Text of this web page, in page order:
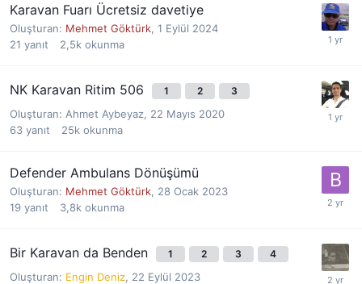
Karavan Fuarı Ücretsiz davetiye
Oluşturan: Mehmet Göktürk, 1 Eylül 2024
21 yanıt 2,5k okunma
NK Karavan Ritim 506 1 2 3
Oluşturan: Ahmet Aybeyaz, 22 Mayıs 2020
63 yanıt 25k okunma
Defender Ambulans Dönüşümü
Oluşturan: Mehmet Göktürk, 28 Ocak 2023
19 yanıt 3,8k okunma
Bir Karavan da Benden 1 2 3 4
Oluşturan: Engin Deniz, 22 Eylül 2023